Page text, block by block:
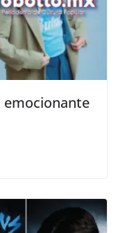
emocionante